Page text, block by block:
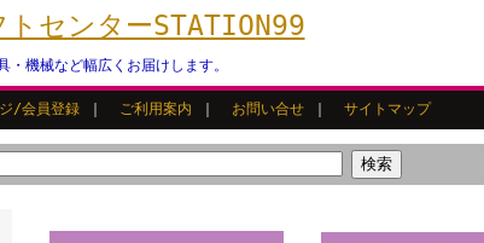
センターSTATION99
機械など幅広くお届けします。
/会員登録｜ ご利用案内 お問い合せ｜ サイトマップ